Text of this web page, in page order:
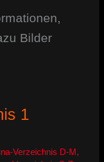
Bilder
1
Verzeichnis D-M ,